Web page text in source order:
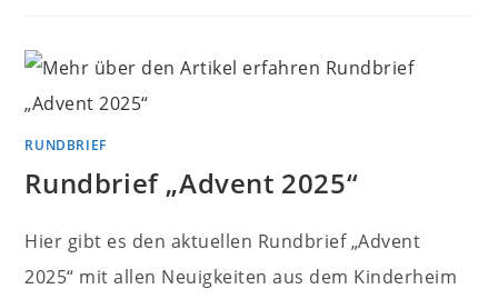
RUNDBRIEF
Rundbrief „Advent 2025“
Hier gibt es den aktuellen Rundbrief „Advent
2025“ mit allen Neuigkeiten aus dem Kinderheim